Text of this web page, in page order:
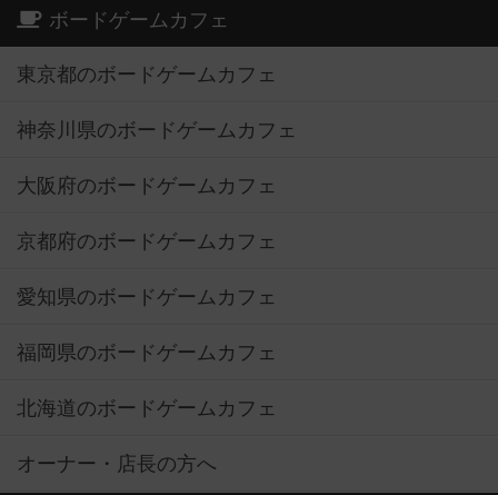
ボードゲームカフェ
東京都のボードゲームカフェ
神奈川県のボードゲームカフェ
大阪府のボードゲームカフェ
京都府のボードゲームカフェ
愛知県のボードゲームカフェ
福岡県のボードゲームカフェ
北海道のボードゲームカフェ
オーナー・店長の方へ